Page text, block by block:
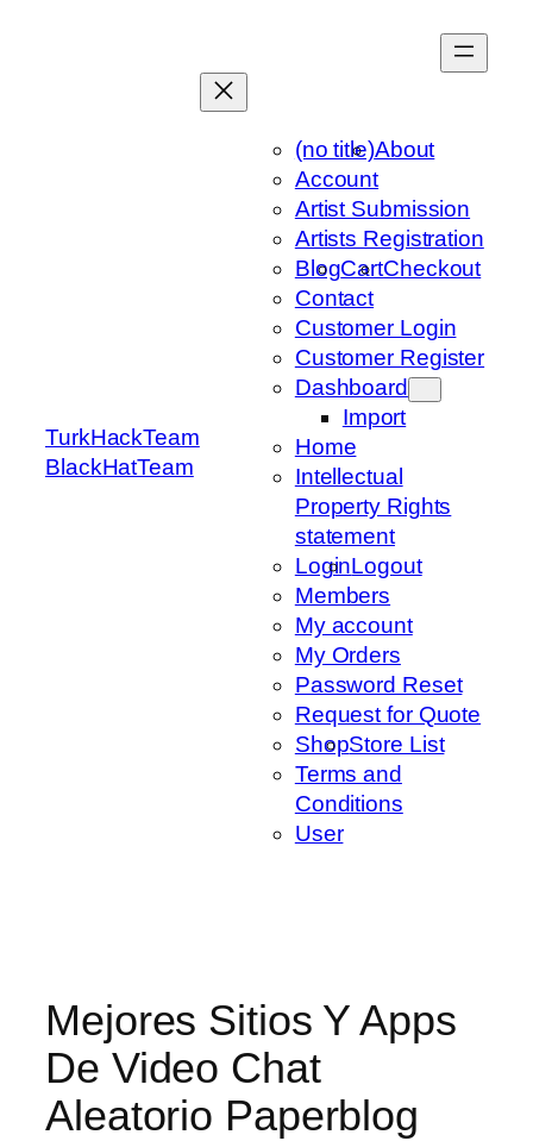
TurkHackTeam
BlackHatTeam
(no title)About
Account
Artist Submission
Artists Registration
BlogCartCheckout
Contact
Customer Login
Customer Register
Dashboard
Import
Home
Intellectual
Property Rights
statement
LoginLogout
Members
My account
My Orders
Password Reset
Request for Quote
ShopStore List
Terms and
Conditions
User
Mejores Sitios Y Apps
De Video Chat
Aleatorio Paperblog